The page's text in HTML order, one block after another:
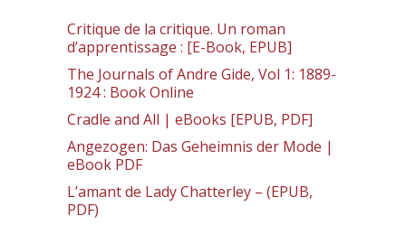
Critique de la critique. Un roman
d’apprentissage : [E-Book, EPUB]
The Journals of Andre Gide, Vol 1: 1889-
1924 : Book Online
Cradle and All | eBooks [EPUB, PDF]
Angezogen: Das Geheimnis der Mode |
eBook PDF
L’amant de Lady Chatterley – (EPUB,
PDF)